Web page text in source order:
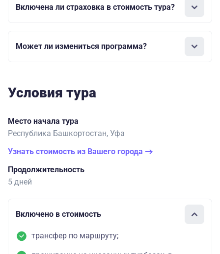
Включена ли страховка в стоимость тура?
Может ли измениться программа?
Условия тура
Место начала тура
Республика Башкортостан, Уфа
Узнать стоимость из Вашего города
Продолжительность
5 дней
Включено в стоимость
трансфер по маршруту;